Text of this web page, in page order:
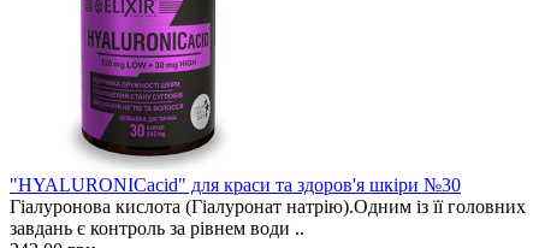
"HYALURONICacid" для краси та здоров'я шкіри №30
Гіалуронова кислота (Гіалуронат натрію).Одним із її головних
завдань є контроль за рівнем води ..